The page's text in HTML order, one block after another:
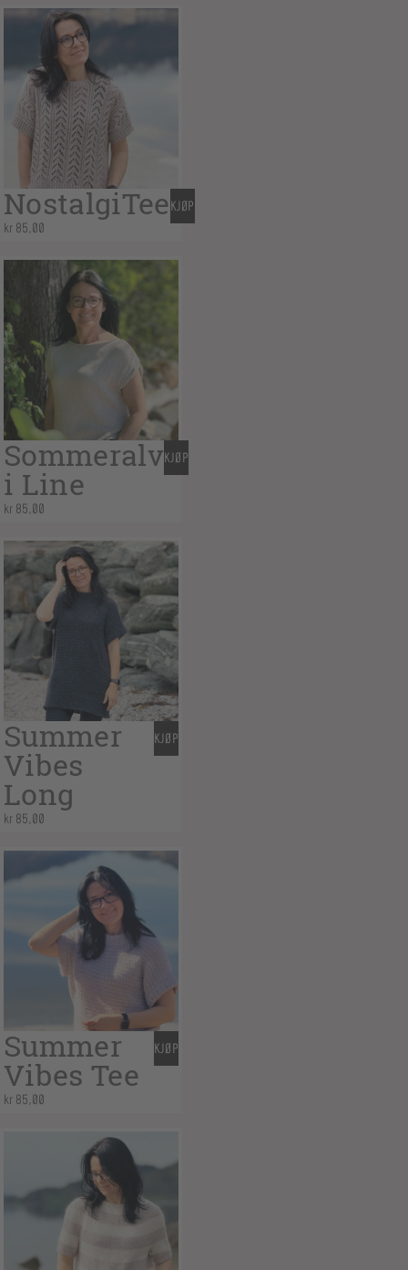
NostalgiTee
kr 85,00
KJØP
Sommeralv
i Line
kr 85,00
KJØP
Summer
Vibes
Long
kr 85,00
KJØP
Summer
Vibes Tee
kr 85,00
KJØP